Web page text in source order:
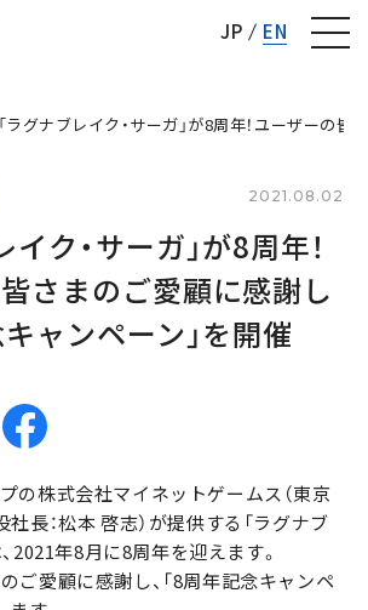
JP EN
「ラグナブレイク・サーガ」が8周年！ユーザーの
2021.08.02
イク・サーガ」が8周年！
さまのご愛顧に感謝し
ャンペーン」を開催
の株式会社マイネットゲームス（東京
長：松本 啓志）が提供する「ラグナブ
、2021年8月に8周年を迎えます。
ご愛顧に感謝し、「8周年記念キャンペ